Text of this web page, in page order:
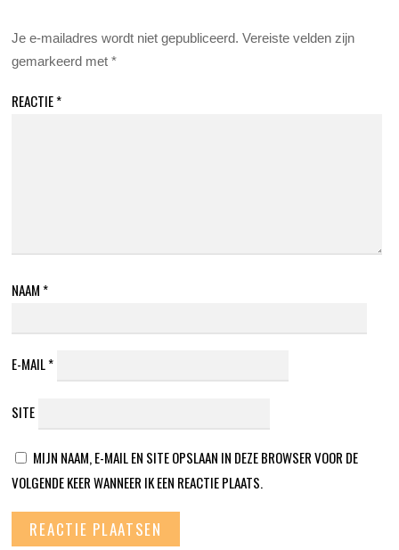
Je e-mailadres wordt niet gepubliceerd. Vereiste velden zijn
gemarkeerd met*
REACTIE*
NAAM *
E-MAIL*
SITE
MIJN NAAM, E-MAIL EN SITE OPSLAAN IN DEZE BROWSER VOOR DE
VOLGENDE KEER WANNEER IK EEN REACTIE PLAATS.